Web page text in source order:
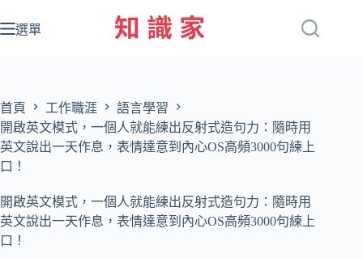
至
容
選單
首頁 工作職涯
語言學習
開啟英文模式，一個人就能練出反射式造句力：隨時用
英文說出一天作息，表情達意到內心OS高頻3000句練上
口！
開啟英文模式，一個人就能練出反射式造句力：隨時用
英文說出一天作息，表情達意到內心OS高頻3000句練上
口！